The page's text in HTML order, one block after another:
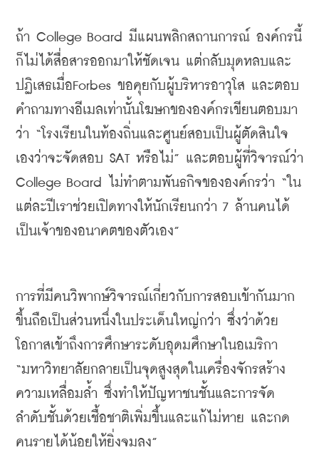
ถ้า College Board มีแผนพลิกสถานการณ์ องค์กรนี้
ก็ไม่ได้สื่อสารออกมาให้ชัดเจน แต่กลับมุดหลบและ
ปฏิเสธเมื่อForbes ขอคุยกับผู้บริหารอาวุโส และตอบ
คำถามทางอีเมลเท่านั้นโฆษกขององค์กรเขียนตอบมา
ว่า “ โรงเรียนในท้องถิ่นและศูนย์สอบเป็นผู้ตัดสินใจ
เองว่าจะจัดสอบ SAT หรือไม่” และตอบผู้ที่วิจารณ์ว่า
College Board
ไม่ทำตามพันธกิจขององค์กรว่า “ ใน
แต่ละปีเราช่วยเปิดทางให้นักเรียนกว่า 7 ล้านคนได้
เป็นเจ้าของอนาคตของตัวเอง”
การที่มีคนวิพากษ์วิจารณ์เกี่ยวกับการสอบเข้ากันมาก
ขึ้นถือเป็นส่วนหนึ่งในประเด็นใหญ่กว่า ซึ่งว่าด้วย
โอกาสเข้าถึงการศึกษาระดับอุดมศึกษาในอเมริกา
“มหาวิทยาลัยกลายเป็นจุดสูงสุดในเครื่องจักรสร้าง
ความเหลื่อมล้ำ ซึ่งทำให้ปัญหาชนชั้นและการจัด
ลำดับชั้นด้วยเชื้อชาติเพิ่มขึ้นและแก้ไม่หาย และกด
คนรายได้น้อยให้ยิ่งจมลง”